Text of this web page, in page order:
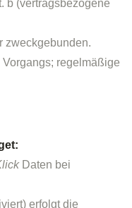
b (vertragsbezogene
zweckgebunden.
regelmäßige
Daten bei
erfolgt die